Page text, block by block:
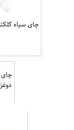
چای سیاه کلکته